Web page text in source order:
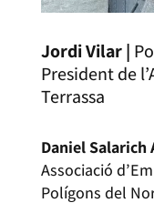
Jordi Vilar |
President de
Terrassa
Daniel Salarich
Associació
Polígons del